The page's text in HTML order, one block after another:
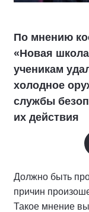
По мнению
«Новая
ученикам
холодное
службы
их действия
Должно быть
причин
Такое мнение